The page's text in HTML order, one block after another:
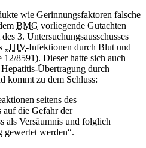
wie Gerinnungsfaktoren falsche
BMG vorliegende Gutachten
3. Untersuchungsausschusses
„HIV-Infektionen durch Blut und
8591). Dieser hatte sich auch
Übertragung durch
kommt zu dem Schluss:
seitens des
auf die Gefahr der
als Versäumnis und folglich
gewertet werden“.